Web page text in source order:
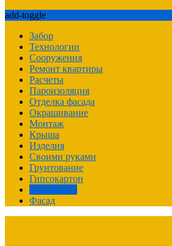
add-toggle
Забор
Технологии
Сооружения
Ремонт квартиры
Расчеты
Пароизоляция
Отделка фасада
Окрашивание
Монтаж
Крыша
Изделия
Своими руками
Грунтование
Гипсокартон
Фасад